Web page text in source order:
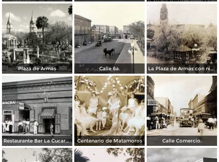
Plaza de Armas Calle 6a. La Plaza de Armas con nieve en los arboles.
Restaurante Bar La Cucaracha ( Circulada el 20 de Febrero de 1948 ). Centenario de Matamoros Calle Comercio.